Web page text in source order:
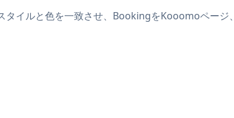
イルと色を一致させ、BookingをKooomoページ